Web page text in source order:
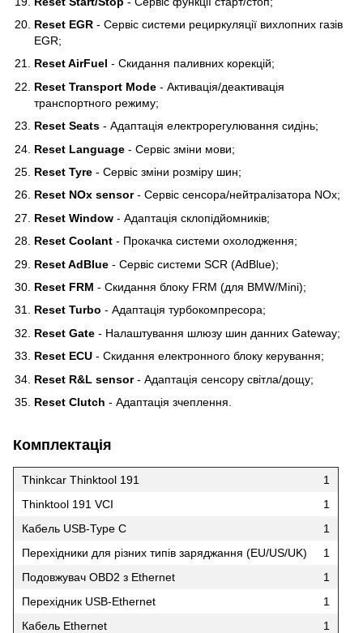
Reset EGR - Сервіс системи рециркуляції вихлопних газів
EGR;
Reset AirFuel - Скидання паливних корекцій;
Reset Transport Mode - Активація/деактивація
транспортного режиму;
Reset Seats - Адаптація електрорегулювання сидінь;
Reset Language - Сервіс зміни мови;
Reset Tyre - Сервіс зміни розміру шин;
Reset NOx sensor- Сервіс сенсора/нейтралізатора NOx;
Reset Window - Адаптація склопідйомників;
Reset Coolant - Прокачка системи охолодження;
Reset AdBlue - Сервіс системи SCR (AdBlue);
Reset FRM - Скидання блоку FRM (для BMW/Mini);
Reset Turbo - Адаптація турбокомпресора;
Reset Gate - Налаштування шлюзу шин данних Gateway;
Reset ECU - Скидання електронного блоку керування;
Reset R&L sensor- Адаптація сенсору світла/дощу;
Reset Clutch - Адаптація зчеплення.
Комплектація
Thinkcar Thinktool 191
1
Thinktool 191 VCI
1
Кабель USB-Type C
1
Перехідники для різних типів заряджання (EU/US/UK)
1
Подовжувач OBD2 з Ethernet
1
Перехідник USB-Ethernet
1
Кабель Ethernet
1